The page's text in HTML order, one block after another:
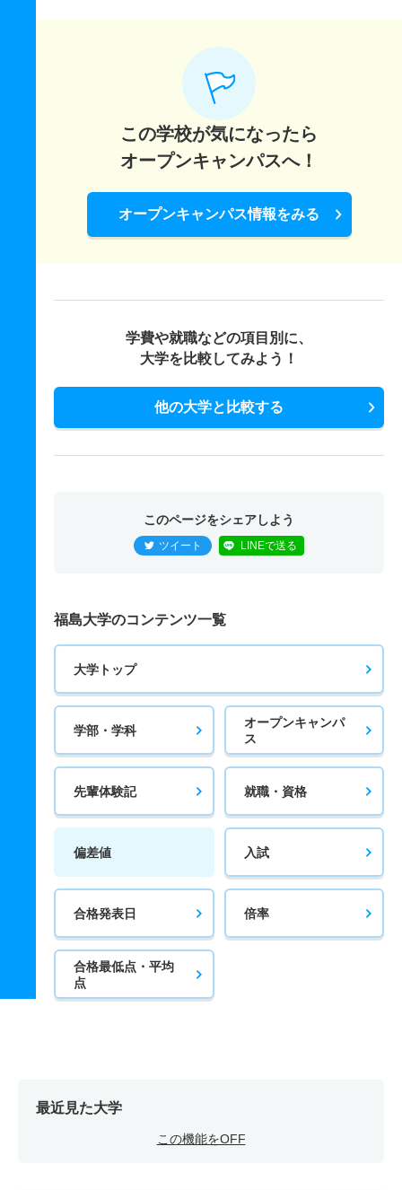
この学校が気になったら
オープンキャンパスへ！
オープンキャンパス情報をみる
学費や就職などの項目別に、
大学を比較してみよう！
他の大学と比較する
このページをシェアしよう
ツイート LINEで送る
福島大学のコンテンツ一覧
大学トップ
学部・学科
オープンキャンパ
ス
先輩体験記 就職・資格
偏差値 入試
合格発表日 倍率
合格最低点・平均
点
最近見た大学
この機能をOFF